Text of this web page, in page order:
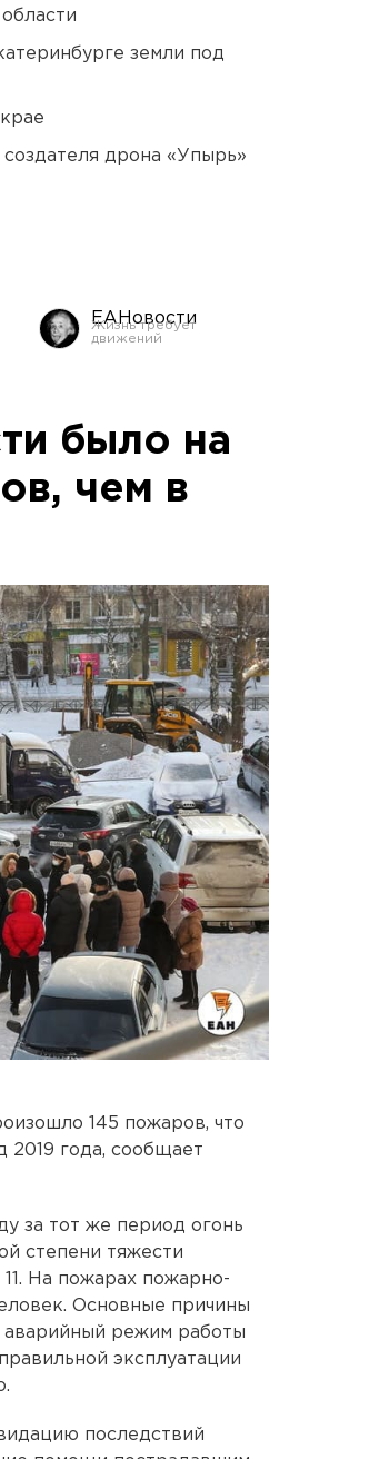
земли под
дрона «Упырь»
ЕАНовости
было на
чем в
145 пожаров, что
2019 года, сообщает
за тот же период огонь
степени тяжести
На пожарах пожарно-
Основные причины
режим работы
эксплуатации
последствий